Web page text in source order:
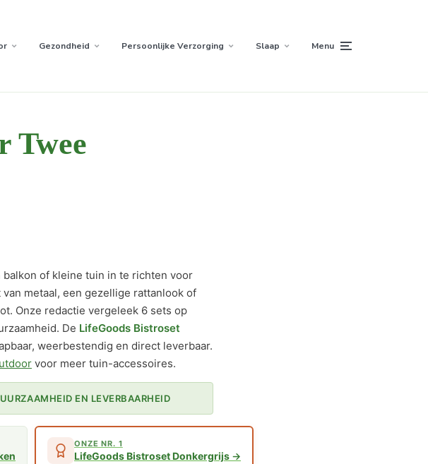
Gezondheid Persoonlijke Verzorging Slaap Menu
Twee
of kleine tuin in te richten voor
metaal, een gezellige rattanlook of
Onze redactie vergeleek 6 sets op
De LifeGoods Bistroset
weerbestendig en direct leverbaar.
voor meer tuin-accessoires.
EN LEVERBAARHEID
ONZE NR. 1
LifeGoods Bistroset Donkergrijs